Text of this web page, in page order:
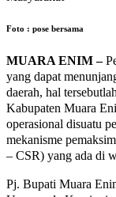
Foto : pose bersama
MUARA ENIM –
yang dapat
daerah, hal
Kabupaten Muara
operasional disuatu
mekanisme
– CSR) yang ada di
Pj. Bupati Muara